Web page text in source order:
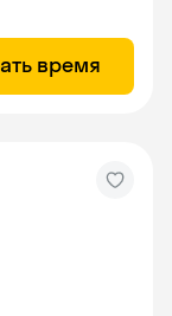
время